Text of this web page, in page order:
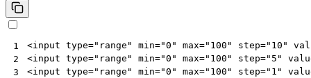
1
2
3
<input type="range" min="0" max="100" step="10"
<input type="range" min="0" max="100" step="5"
<input type="range" min="0" max="100" step="1"